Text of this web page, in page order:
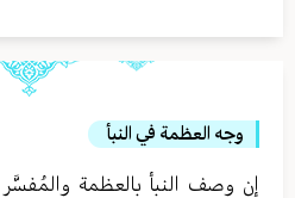
وجه العظمة في النبأ
إن وصف النبأ بالعظمة والمُفسَّر